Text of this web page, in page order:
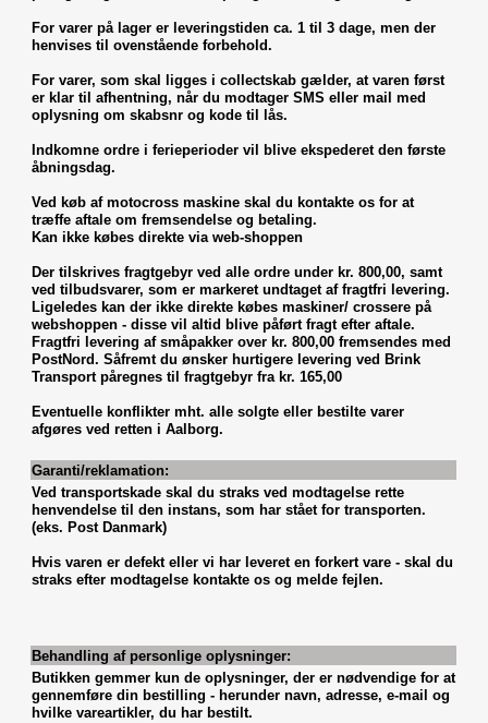
For varer på lager er leveringstiden ca. 1 til 3 dage, men der
henvises til ovenstående forbehold.
For varer, som skal ligges i collectskab gælder, at varen først
er klar til afhentning, når du modtager SMS eller mail med
oplysning om skabsnr og kode til lås.
Indkomne ordre i ferieperioder vil blive ekspederet den første
åbningsdag.
Ved køb af motocross maskine skal du kontakte os for at
træffe aftale om fremsendelse og betaling.
Kan ikke købes direkte via web-shoppen
Der tilskrives fragtgebyr ved alle ordre under kr. 800,00, samt
ved tilbudsvarer, som er markeret undtaget af fragtfri levering.
Ligeledes kan der ikke direkte købes maskiner/ crossere på
webshoppen - disse vil altid blive påført fragt efter aftale.
Fragtfri levering af småpakker over kr. 800,00 fremsendes med
PostNord. Såfremt du ønsker hurtigere levering ved Brink
Transport påregnes til fragtgebyr fra kr. 165,00
Eventuelle konflikter mht. alle solgte eller bestilte varer
afgøres ved retten i Aalborg.
Garanti/reklamation:
Ved transportskade skal du straks ved modtagelse rette
henvendelse til den instans, som har stået for transporten.
(eks. Post Danmark)
Hvis varen er defekt eller vi har leveret en forkert vare - skal du
straks efter modtagelse kontakte os og melde fejlen.
Behandling af personlige oplysninger:
Butikken gemmer kun de oplysninger, der er nødvendige for at
gennemføre din bestilling - herunder navn, adresse, e-mail og
hvilke vareartikler, du har bestilt.